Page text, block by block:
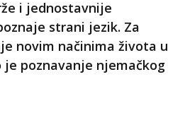
i jednostavnije
strani jezik. Za
novim načinima života u
poznavanje njemačkog